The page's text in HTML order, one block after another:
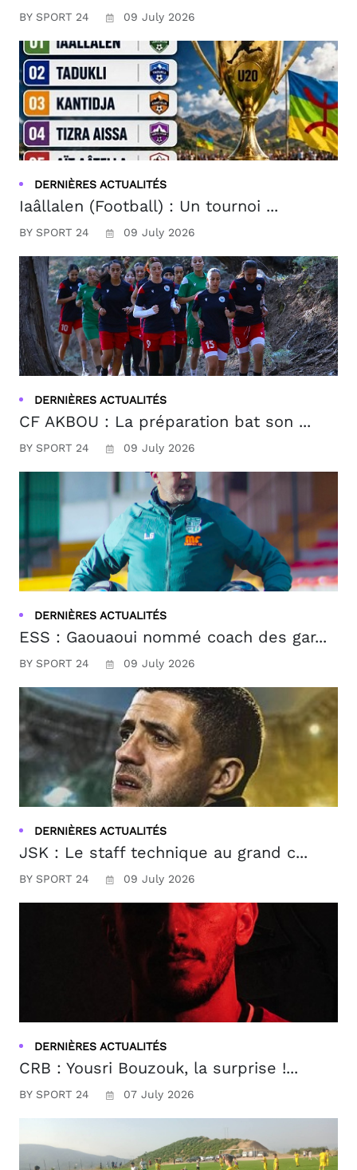
BY SPORT 24 09 July 2026
DERNIÈRES ACTUALITÉS
Iaâllalen (Football) : Un tournoi ...
BY SPORT 24 09 July 2026
DERNIÈRES ACTUALITÉS
CF AKBOU : La préparation bat son ...
BY SPORT 24 09 July 2026
DERNIÈRES ACTUALITÉS
ESS : Gaouaoui nommé coach des gar...
BY SPORT 24 09 July 2026
DERNIÈRES ACTUALITÉS
JSK : Le staff technique au grand c...
BY SPORT 24 09 July 2026
DERNIÈRES ACTUALITÉS
CRB : Yousri Bouzouk, la surprise !...
BY SPORT 24 07 July 2026